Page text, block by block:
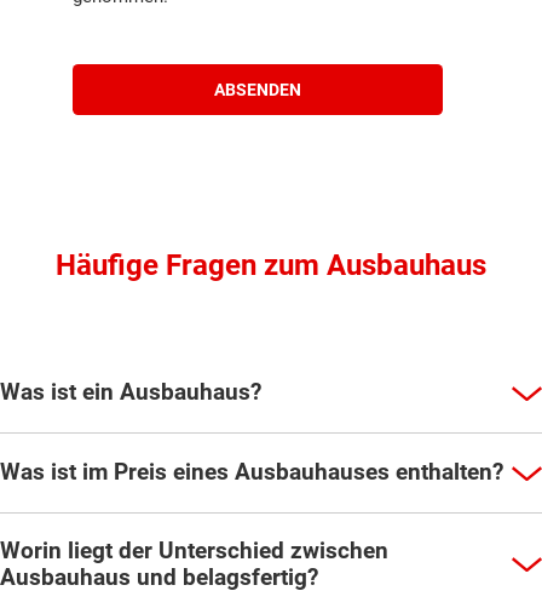
Häufige Fragen zum Ausbauhaus
Was ist ein Ausbauhaus?
Was ist im Preis eines Ausbauhauses enthalten?
Worin liegt der Unterschied zwischen
Ausbauhaus und belagsfertig?